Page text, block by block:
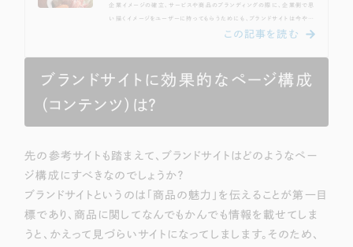
企業イメージの確立、サービスや商品のブランディングの際に、企業側で思
い描くイメージをユーザーに持ってもらうためにも、ブランドサイトは今や必
須の取り組みの一つでしょう。しかし、実際にブランドサイトの制作を依頼す
しょうか？今回は近年、より重要度の増しているブランドサイトの制作の際
に、参考になるホームページデザインをまとめました。 ブランディングの参
考になるホームページデザインが知りたい サービスや商品のイメージに沿
ったホームページ...
ブランドサイトに効果的なページ構成
（コンテンツ）は？
先の参考サイトも踏まえて、ブランドサイトはどのようなペー
ジ構成にすべきなのでしょうか？
ブランドサイトというのは「商品の魅力」を伝えることが第一目
標であり、商品に関してなんでもかんでも情報を載せてしま
うと、かえって見づらいサイトになってしまします。そのため、